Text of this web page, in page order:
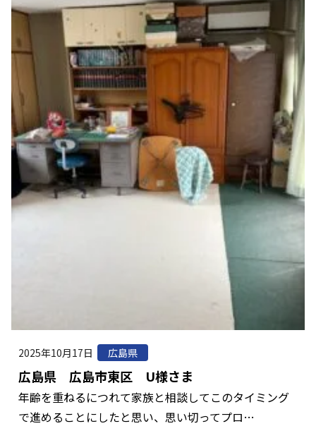
2025年10月17日 広島県
広島県 広島市東区 U様さま
年齢を重ねるにつれて家族と相談してこのタイミング
で進めることにしたと思い、思い切ってプロ…